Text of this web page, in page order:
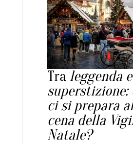
Traleggenda e
superstizione:
ci si prepara
cena della
Natale?